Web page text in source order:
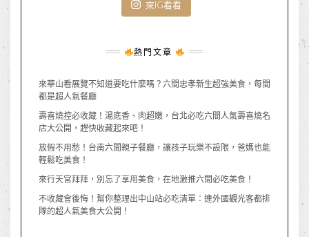
來IG看看
熱門文章
來華山看展覽不知道要吃什麼嗎？六間忠孝新生超強美食，每間
都是超人氣餐廳
壽喜燒控必收藏！湯底香、肉超嫩，台北必吃六間人氣壽喜燒名
店大公開，趕快收藏起來吧！
放假不用愁！台南六間親子餐廳，讓孩子玩樂不設限，爸媽也能
輕鬆吃美食！
來行天宮拜拜，別忘了享用美食，在地激推六間必吃美食！
不收藏會後悔！幫你整理出中山站必吃清單：連外國觀光客都排
隊的超人氣美食大公開！